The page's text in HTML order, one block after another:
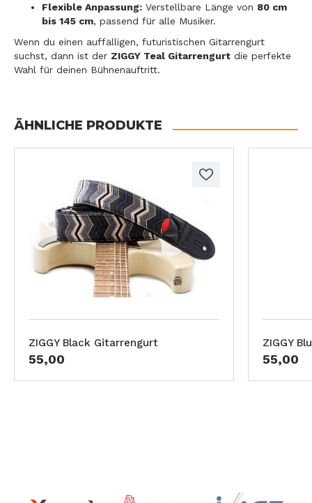
Flexible Anpassung: Verstellbare Länge von 80 cm
bis 145 cm, passend für alle Musiker.
Wenn du einen auffälligen, futuristischen Gitarrengurt
suchst, dann ist der ZIGGY Teal Gitarrengurt die perfekte
Wahl für deinen Bühnenauftritt.
ÄHNLICHE PRODUKTE
ZIGGY Black Gitarrengurt
55,00
ZIGGY
55,00